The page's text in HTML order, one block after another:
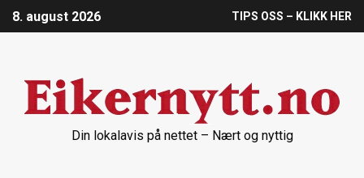
8. august 2026 TIPS OSS – KLIKK HER
Din lokalavis på nettet – Nært og nyttig